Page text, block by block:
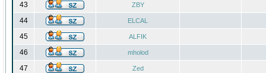
43 ZBY
44 ELCAL
45 ALFIK
46 mholod
47 Zed